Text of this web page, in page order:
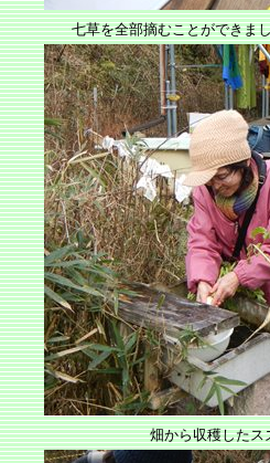
七草を全部摘むことができま
畑から収穫したス